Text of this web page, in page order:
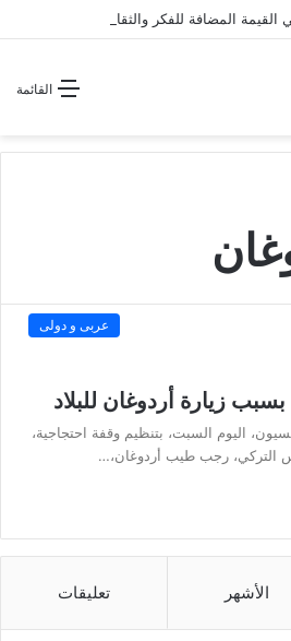
المضافة للفكر والثقافة والتاريخ !
القائمة
عربى و دولى
زيارة أردوغان للبلاد
اليوم السبت، بتنظيم وقفة احتجاجية،
التركي، رجب طيب أردوغان،…
الأشهر تعليقات